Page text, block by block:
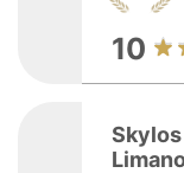
10
Skylos